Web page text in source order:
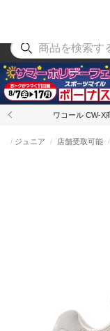
ア
ワコール CW-X
ジュニア 店舗受取可能